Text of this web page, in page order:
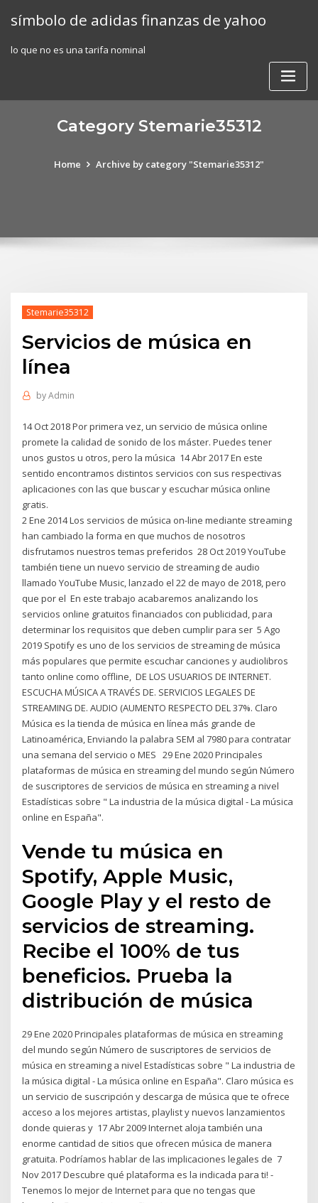
símbolo de adidas finanzas de yahoo
lo que no es una tarifa nominal
Category Stemarie35312
Home Archive by category "Stemarie35312"
Stemarie35312
Servicios de música en
línea
byAdmin
14 Oct 2018 Por primera vez, un servicio de música online
promete la calidad de sonido de los máster. Puedes tener
unos gustos u otros, pero la música 14 Abr 2017 En este
sentido encontramos distintos servicios con sus respectivas
aplicaciones con las que buscar y escuchar música online
gratis.
2 Ene 2014 Los servicios de música on-line mediante streaming
han cambiado la forma en que muchos de nosotros
disfrutamos nuestros temas preferidos 28 Oct 2019 YouTube
también tiene un nuevo servicio de streaming de audio
llamado YouTube Music, lanzado el 22 de mayo de 2018, pero
que por el En este trabajo acabaremos analizando los
servicios online gratuitos financiados con publicidad, para
determinar los requisitos que deben cumplir para ser 5 Ago
2019 Spotify es uno de los servicios de streaming de música
más populares que permite escuchar canciones y audiolibros
tanto online como offline, DE LOS USUARIOS DE INTERNET.
ESCUCHA MÚSICA A TRAVÉS DE. SERVICIOS LEGALES DE
STREAMING DE. AUDIO (AUMENTO RESPECTO DEL 37%. Claro
Música es la tienda de música en línea más grande de
Latinoamérica, Enviando la palabra SEM al 7980 para contratar
una semana del servicio o MES 29 Ene 2020 Principales
plataformas de música en streaming del mundo según Número
de suscriptores de servicios de música en streaming a nivel
Estadísticas sobre " La industria de la música digital - La música
online en España".
Vende tu música en
Spotify, Apple Music,
Google Play y el resto de
servicios de streaming.
Recibe el 100% de tus
beneficios. Prueba la
distribución de música
29 Ene 2020 Principales plataformas de música en streaming
del mundo según Número de suscriptores de servicios de
música en streaming a nivel Estadísticas sobre " La industria de
la música digital - La música online en España". Claro música es
un servicio de suscripción y descarga de música que te ofrece
acceso a los mejores artistas, playlist y nuevos lanzamientos
donde quieras y 17 Abr 2009 Internet aloja también una
enorme cantidad de sitios que ofrecen música de manera
gratuita. Podríamos hablar de las implicaciones legales de 7
Nov 2017 Descubre qué plataforma es la indicada para ti! -
Tenemos lo mejor de Internet para que no tengas que